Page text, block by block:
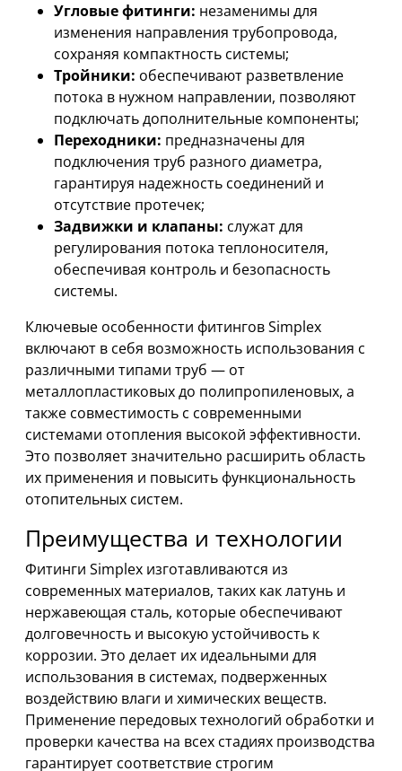
Угловые фитинги: незаменимы для
изменения направления трубопровода,
сохраняя компактность системы;
Тройники: обеспечивают разветвление
потока в нужном направлении, позволяют
подключать дополнительные компоненты;
Переходники: предназначены для
подключения труб разного диаметра,
гарантируя надежность соединений и
отсутствие протечек;
Задвижки и клапаны: служат для
регулирования потока теплоносителя,
обеспечивая контроль и безопасность
системы.
Ключевые особенности фитингов Simplex
включают в себя возможность использования с
различными типами труб — от
металлопластиковых до полипропиленовых, а
также совместимость с современными
системами отопления высокой эффективности.
Это позволяет значительно расширить область
их применения и повысить функциональность
отопительных систем.
Преимущества и технологии
Фитинги Simplex изготавливаются из
современных материалов, таких как латунь и
нержавеющая сталь, которые обеспечивают
долговечность и высокую устойчивость к
коррозии. Это делает их идеальными для
использования в системах, подверженных
воздействию влаги и химических веществ.
Применение передовых технологий обработки и
проверки качества на всех стадиях производства
гарантирует соответствие строгим